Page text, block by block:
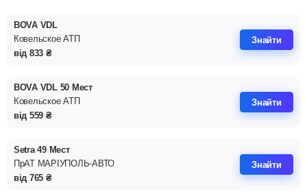
BOVA VDL
Ковельское АТП
від 833 ₴
Знайти
Setra 49 Мест
ПрАТ МАРІУПОЛЬ-АВТО
від 765 ₴
Знайти
BOVA VDL 50 Мест
Ковельское АТП
від 559 ₴
Знайти